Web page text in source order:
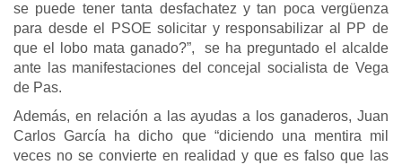
se puede tener tanta desfachatez y tan poca vergüenza
para desde el PSOE solicitar y responsabilizar al PP de
que el lobo mata ganado?”, se ha preguntado el alcalde
ante las manifestaciones del concejal socialista de Vega
de Pas.
Además, en relación a las ayudas a los ganaderos, Juan
Carlos García ha dicho que “diciendo una mentira mil
veces no se convierte en realidad y que es falso que las